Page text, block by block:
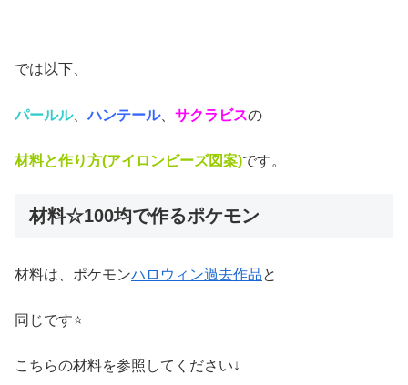
では以下、
パールル、ハンテール、 サクラビスの
材料と作り方(アイロンビーズ図案)です。
材料☆100均で作るポケモン
材料は、ポケモンハロウィン過去作品と
同じです⭐
こちらの材料を参照してください↓